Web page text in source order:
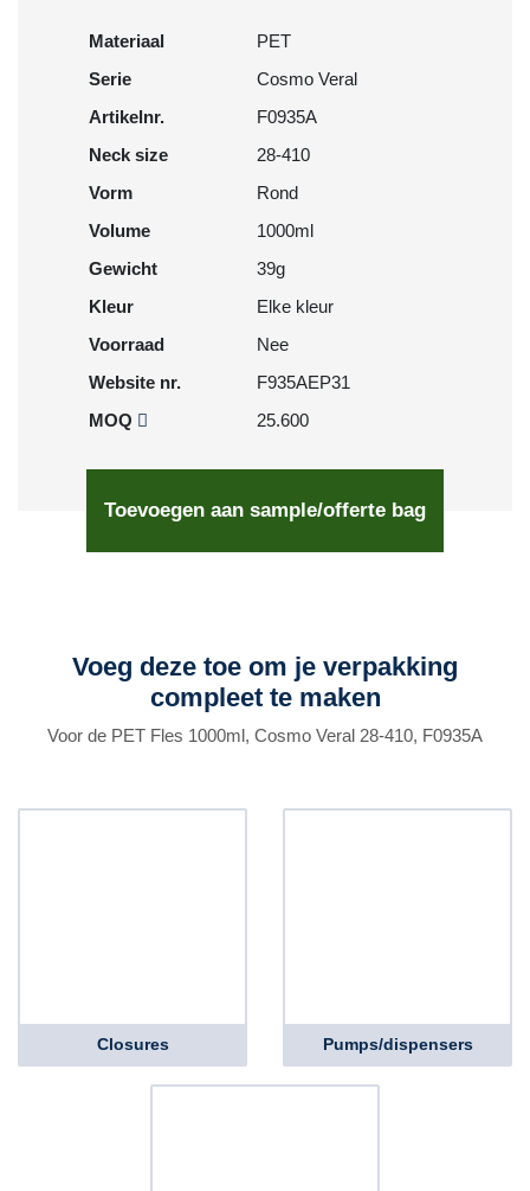
Materiaal
PET
Serie
Cosmo Veral
Artikelnr.
F0935A
Neck size
28-410
Vorm
Rond
Volume
1000ml
Gewicht
39g
Kleur
Elke kleur
Voorraad
Nee
Website nr.
F935AEP31
MOQ
25.600
Toevoegen aan sample/offerte bag
Voeg deze toe om je verpakking
compleet te maken
Voor de PET Fles 1000ml, Cosmo Veral 28-410, F0935A
Closures Pumps/dispensers